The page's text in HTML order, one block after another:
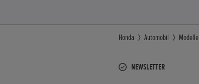
Honda Automobil Modelle
NEWSLETTER